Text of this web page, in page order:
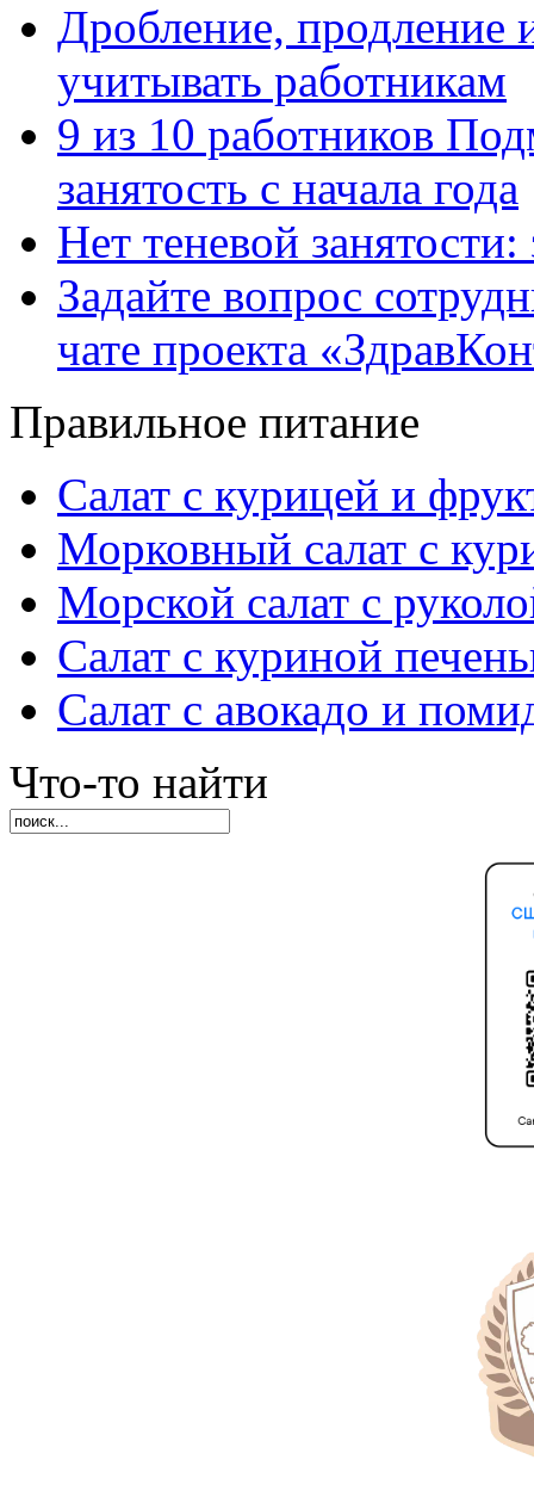
Дробление, продление
учитывать работникам
9 из 10 работников
занятость с начала года
Нет теневой
Задайте вопрос
чате проекта
Правильное питание
Салат с курицей и
Морковный салат с
Морской салат с
Салат с куриной
Салат с авокадо и
Что-то найти